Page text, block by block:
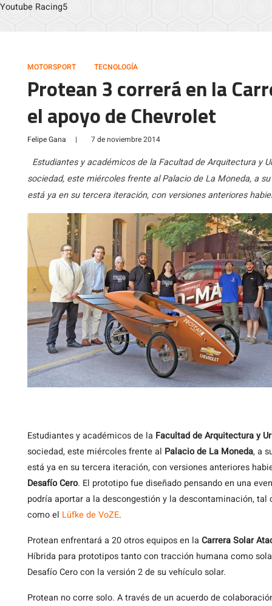
Youtube Racing5
MOTORSPORT TECNOLOGÍA
Protean 3 correrá en la
el apoyo de Chevrolet
Felipe Gana | 7 de noviembre 2014
Estudiantes y académicos de la Facultad de Arquitectura y
sociedad, este miércoles frente al Palacio de La Moneda, a
está ya en su tercera iteración, con versiones anteriores
Estudiantesy académicos de la Facultad de Arquitectura y
sociedad, este miércoles frente al Palacio de La Moneda, a
está ya en su tercera iteración, con versiones anteriores
Desafío Cero. El prototipo fue diseñado pensando en una
podría aportar a la descongestión y la descontaminación,
como el Lüfke de VoZE.
Protean enfrentará a 20 otros equipos en la Carrera Solar
Híbrida para prototipos tanto con tracción humana como
Desafío Cero con la versión 2 de su vehículo solar.
Protean no corre solo. A través de un acuerdo de